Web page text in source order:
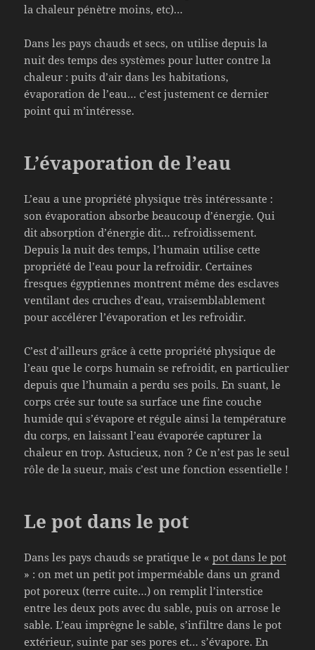
la chaleur pénètre moins, etc)…
Dans les pays chauds et secs, on utilise depuis la
nuit des temps des systèmes pour lutter contre la
chaleur : puits d’air dans les habitations,
évaporation de l’eau… c’est justement ce dernier
point qui m’intéresse.
L’évaporation de l’eau
L’eau a une propriété physique très intéressante :
son évaporation absorbe beaucoup d’énergie. Qui
dit absorption d’énergie dit… refroidissement.
Depuis la nuit des temps, l’humain utilise cette
propriété de l’eau pour la refroidir. Certaines
fresques égyptiennes montrent même des esclaves
ventilant des cruches d’eau, vraisemblablement
pour accélérer l’évaporation et les refroidir.
C’est d’ailleurs grâce à cette propriété physique de
l’eau que le corps humain se refroidit, en particulier
depuis que l’humain a perdu ses poils. En suant, le
corps crée sur toute sa surface une fine couche
humide qui s’évapore et régule ainsi la température
du corps, en laissant l’eau évaporée capturer la
chaleur en trop. Astucieux, non ? Ce n’est pas le seul
rôle de la sueur, mais c’est une fonction essentielle !
Le pot dans le pot
Dans les pays chauds se pratique le «pot dans le pot
» : on met un petit pot imperméable dans un grand
pot poreux (terre cuite…) on remplit l’interstice
entre les deux pots avec du sable, puis on arrose le
sable. L’eau imprègne le sable, s’infiltre dans le pot
extérieur, suinte par ses pores et… s’évapore. En